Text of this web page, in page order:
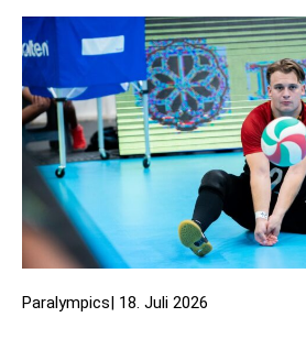
Paralympics| 18. Juli 2026